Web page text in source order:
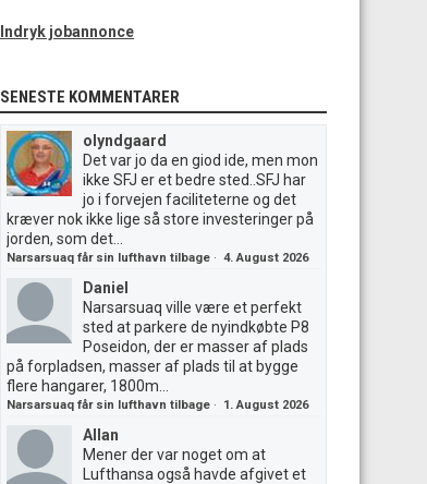
Indryk jobannonce
SENESTE KOMMENTARER
olyndgaard
Det var jo da en giod ide, men mon
ikke SFJ er et bedre sted..SFJ har
jo i forvejen faciliteterne og det
kræver nok ikke lige så store investeringer på
jorden, som det...
Narsarsuaq får sin lufthavn tilbage · 4. August 2026
Daniel
Narsarsuaq ville være et perfekt
sted at parkere de nyindkøbte P8
Poseidon, der er masser af plads
på forpladsen, masser af plads til at bygge
flere hangarer, 1800m...
Narsarsuaq får sin lufthavn tilbage · 1. August 2026
Allan
Mener der var noget om at
Lufthansa også havde afgivet et